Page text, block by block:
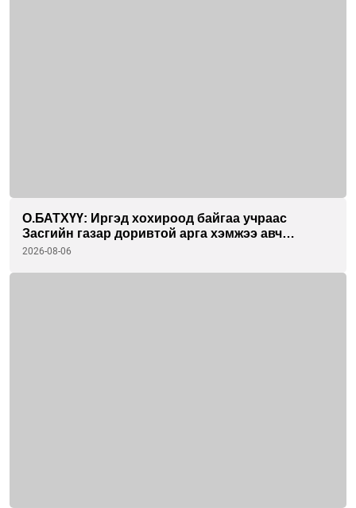
О.БАТХҮҮ: Иргэд хохироод байгаа учраас
Засгийн газар доривтой арга хэмжээ авч
ажиллана
2026-08-06